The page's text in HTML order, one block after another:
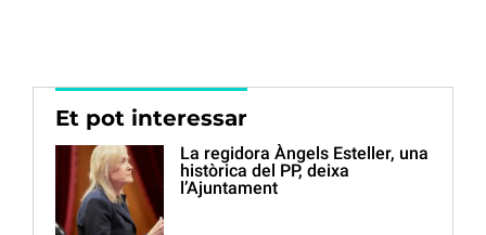
Et pot interessar
La regidora Àngels Esteller, una
històrica del PP, deixa
l’Ajuntament